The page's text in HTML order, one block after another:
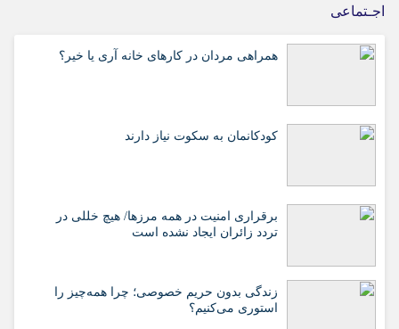
اجـتماعی
همراهی مردان در کارهای خانه آری یا خیر؟
کودکانمان به سکوت نیاز دارند
برقراری امنیت در همه مرزها/ هیچ‌ خللی در
تردد زائران ایجاد نشده است
زندگی بدون حریم خصوصی؛ چرا همه‌چیز را
استوری می‌کنیم؟